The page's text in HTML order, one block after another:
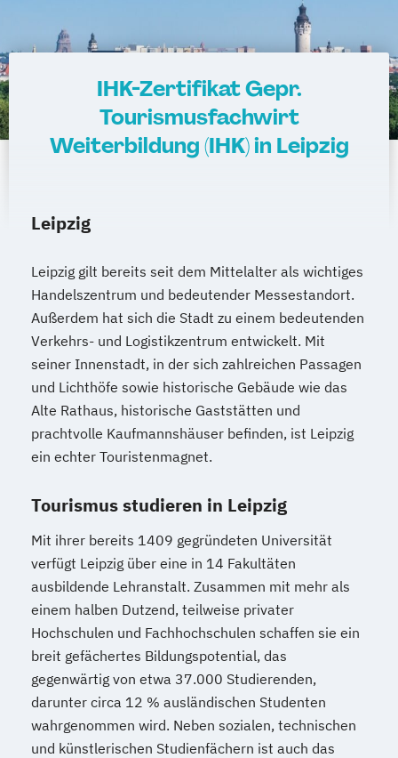
IHK-Zertifikat Gepr.
Tourismusfachwirt
Weiterbildung (IHK) in Leipzig
Leipzig
Leipzig gilt bereits seit dem Mittelalter als wichtiges
Handelszentrum und bedeutender Messestandort.
Außerdem hat sich die Stadt zu einem bedeutenden
Verkehrs- und Logistikzentrum entwickelt. Mit
seiner Innenstadt, in der sich zahlreichen Passagen
und Lichthöfe sowie historische Gebäude wie das
Alte Rathaus, historische Gaststätten und
prachtvolle Kaufmannshäuser befinden, ist Leipzig
ein echter Touristenmagnet.
Tourismus studieren in Leipzig
Mit ihrer bereits 1409 gegründeten Universität
verfügt Leipzig über eine in 14 Fakultäten
ausbildende Lehranstalt. Zusammen mit mehr als
einem halben Dutzend, teilweise privater
Hochschulen und Fachhochschulen schaffen sie ein
breit gefächertes Bildungspotential, das
gegenwärtig von etwa 37.000 Studierenden,
darunter circa 12 % ausländischen Studenten
wahrgenommen wird. Neben sozialen, technischen
und künstlerischen Studienfächern ist auch das